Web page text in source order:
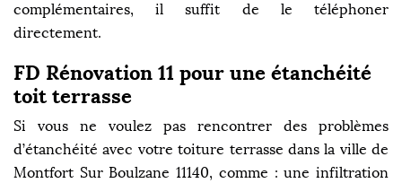
complémentaires, il suffit de le téléphoner
directement.
FD Rénovation 11 pour une étanchéité
toit terrasse
Si vous ne voulez pas rencontrer des problèmes
d’étanchéité avec votre toiture terrasse dans la ville de
Montfort Sur Boulzane 11140, comme : une infiltration